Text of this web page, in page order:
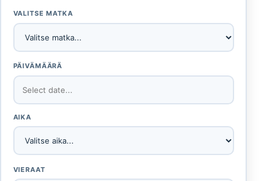
VALITSE MATKA
PÄIVÄMÄÄRÄ
AIKA
VIERAAT